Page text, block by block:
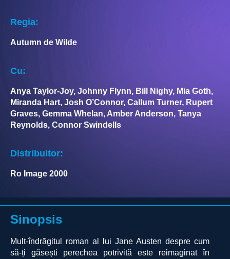
Regia:
Autumn de Wilde
Cu:
Anya Taylor-Joy, Johnny Flynn, Bill Nighy, Mia Goth,
Miranda Hart, Josh O’Connor, Callum Turner, Rupert
Graves, Gemma Whelan, Amber Anderson, Tanya
Reynolds, Connor Swindells
Distribuitor:
Ro Image 2000
Sinopsis
Mult-îndrăgitul roman al lui Jane Austen despre cum
să-ți găsești perechea potrivită este reimaginat în